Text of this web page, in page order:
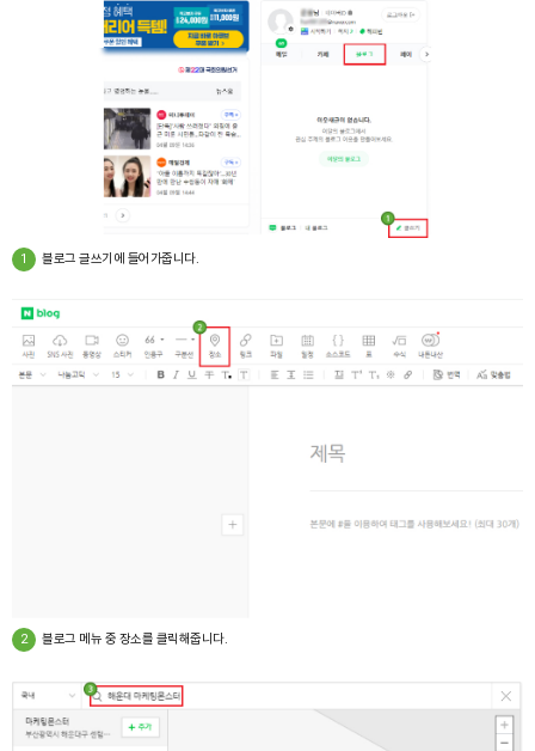
1 블로그 글쓰기에 들어가줍니다.
2 블로그 메뉴 중 장소를 클릭해줍니다.